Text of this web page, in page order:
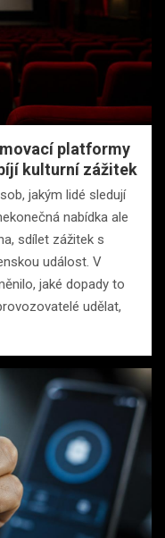
platformy
kulturní zážitek
jakým lidé sledují
nabídka ale
sdílet zážitek s
událost. V
jaké dopady to
udělat,